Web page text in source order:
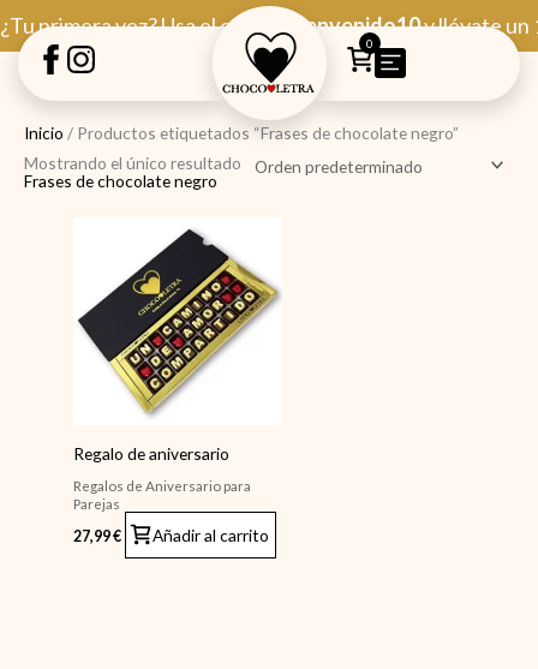
al
contenido
¿Tu primera vez? Usa el código Bienvenido10y llévate un
0
Inicio / Productos etiquetados “Frases de chocolate negro”
Frases de chocolate negro
Mostrando el único resultado
Regalo de aniversario
Regalos de Aniversario para
Parejas
27,99€ Añadir al carrito